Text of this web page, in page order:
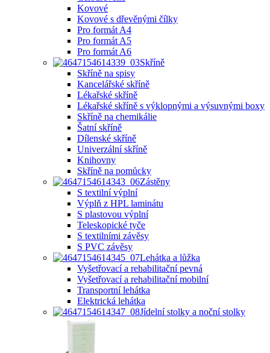
Kovové
Kovové s dřevěnými čílky
Pro formát A4
Pro formát A5
Pro formát A6
Skříně
Skříně na spisy
Kancelářské skříně
Lékařské skříně
Lékařské skříně s výklopnými a výsuvnými boxy
Skříně na chemikálie
Šatní skříně
Dílenské skříně
Univerzální skříně
Knihovny
Skříně na pomůcky
Zástěny
S textilní výplní
Výplň z HPL laminátu
S plastovou výplní
Teleskopické tyče
S textilními závěsy
S PVC závěsy
Lehátka a lůžka
Vyšetřovací a rehabilitační pevná
Vyšetřovací a rehabilitační mobilní
Transportní lehátka
Elektrická lehátka
Jídelní stolky a noční stolky